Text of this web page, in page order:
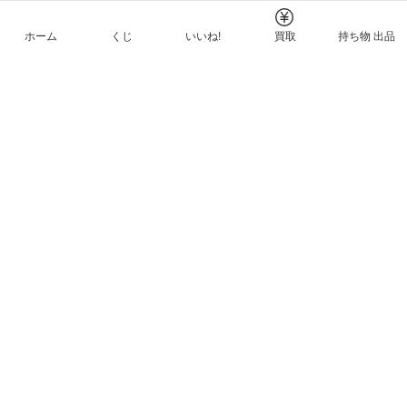
ホーム くじ いいね! 買取 持ち物 出品